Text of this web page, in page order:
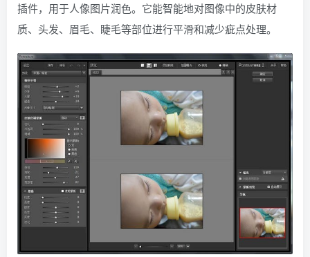
插件，用于人像图片润色。它能智能地对图像中的皮肤材
质、头发、眉毛、睫毛等部位进行平滑和减少疵点处理。